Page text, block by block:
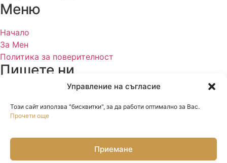
Управление на съгласие
Този сайт използва "бисквитки", за да работи оптимално за Вас.
Прочети още
Приемане
Меню
Начало
За Мен
Политика за поверителност
Пишете ни
mail@veselinmarinov.com